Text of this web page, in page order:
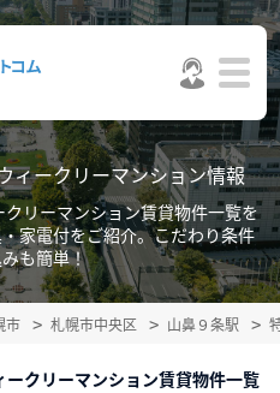
ィークリーマンション情報
リーマンション賃貸物件一覧を
家電付をご紹介。こだわり条件
も簡単！
市 札幌市中央区 山鼻９条駅
クリーマンション賃貸物件一覧